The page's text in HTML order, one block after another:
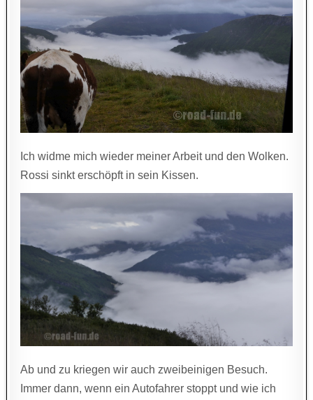
Ich widme mich wieder meiner Arbeit und den Wolken.
Rossi sinkt erschöpft in sein Kissen.
Ab und zu kriegen wir auch zweibeinigen Besuch.
Immer dann, wenn ein Autofahrer stoppt und wie ich